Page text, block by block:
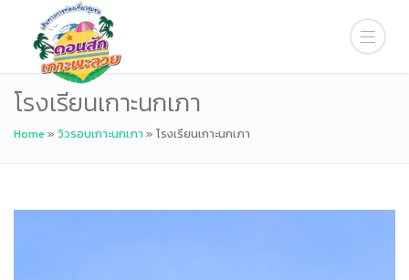
โรงเรียนเกาะนกเภา
Home » วิวรอบเกาะนกเภา» โรงเรียนเกาะนกเภา